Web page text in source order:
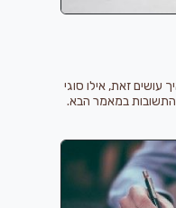
עושים זאת, אילו סוגי
התשובות במאמר הבא.